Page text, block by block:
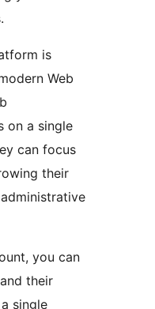
is
Web
on a single
can focus
their
you can
their
single